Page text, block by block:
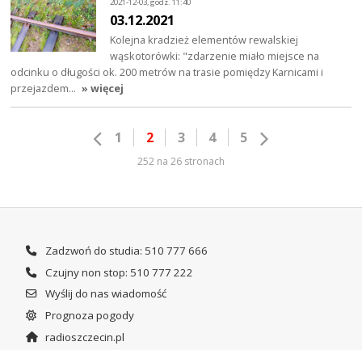
03.12.2021
Kolejna kradzież elementów rewalskiej
wąskotorówki: "zdarzenie miało miejsce na
odcinku o długości ok. 200 metrów na trasie pomiędzy Karnicami i
przejazdem… » więcej
1 2 3 4 5
252 na 26 stronach
Zadzwoń do studia: 510 777 666
Czujny non stop: 510 777 222
Wyślij do nas wiadomość
Prognoza pogody
radioszczecin.pl